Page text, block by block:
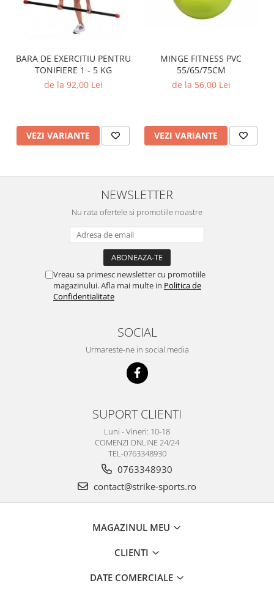
BARA DE EXERCITIU PENTRU
TONIFIERE 1 - 5 KG
de la 92,00 Lei
VEZI VARIANTE
MINGE FITNESS PVC
55/65/75CM
de la 56,00 Lei
VEZI VARIANTE
NEWSLETTER
Nu rata ofertele si promotiile noastre
Vreau sa primesc newsletter cu promotiile
magazinului. Afla mai multe in Politica de
Confidentialitate
SOCIAL
Urmareste-ne in social media
SUPORT CLIENTI
Luni - Vineri: 10-18
COMENZI ONLINE 24/24
TEL-0763348930
0763348930
contact@strike-sports.ro
MAGAZINUL MEU
CLIENTI
DATE COMERCIALE